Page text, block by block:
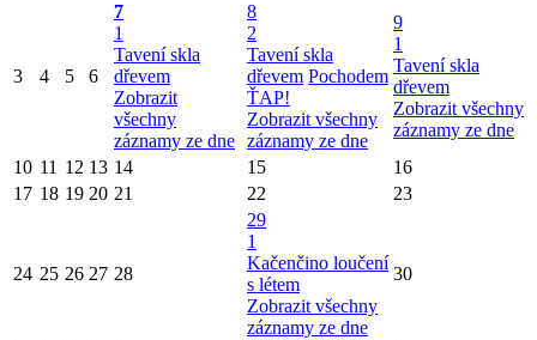
3 4 5 6
7
1
Tavení skla
dřevem
Zobrazit
všechny
záznamy ze dne
8
2
Tavení skla
dřevem Pochodem
ŤAP!
Zobrazit všechny
záznamy ze dne
9
1
Tavení skla
dřevem
Zobrazit všechny
záznamy ze dne
10 11 12 13 14 15
16
17 18 19 20 21 22 23
24 25 26 27 28
29
1
Kačenčino loučení
s létem
Zobrazit všechny
záznamy ze dne
30